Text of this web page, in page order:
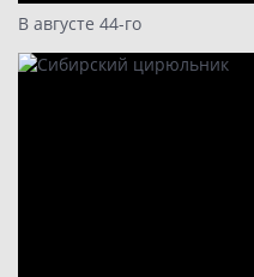
В августе 44-го